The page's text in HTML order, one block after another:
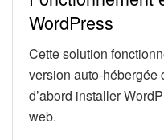
WordPress
Cette solution
version auto-hébergée
d’abord installer
web.